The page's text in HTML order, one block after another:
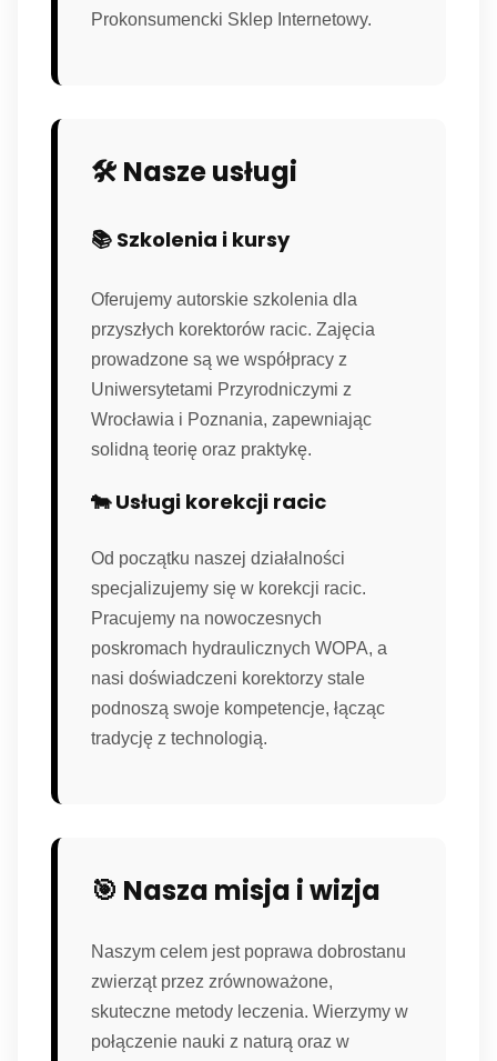
Prokonsumencki Sklep Internetowy.
🛠️ Nasze usługi
📚 Szkolenia i kursy
Oferujemy autorskie szkolenia dla
przyszłych korektorów racic. Zajęcia
prowadzone są we współpracy z
Uniwersytetami Przyrodniczymi z
Wrocławia i Poznania, zapewniając
solidną teorię oraz praktykę.
🐄 Usługi korekcji racic
Od początku naszej działalności
specjalizujemy się w korekcji racic.
Pracujemy na nowoczesnych
poskromach hydraulicznych WOPA, a
nasi doświadczeni korektorzy stale
podnoszą swoje kompetencje, łącząc
tradycję z technologią.
🎯 Nasza misja i wizja
Naszym celem jest poprawa dobrostanu
zwierząt przez zrównoważone,
skuteczne metody leczenia. Wierzymy w
połączenie nauki z naturą oraz w